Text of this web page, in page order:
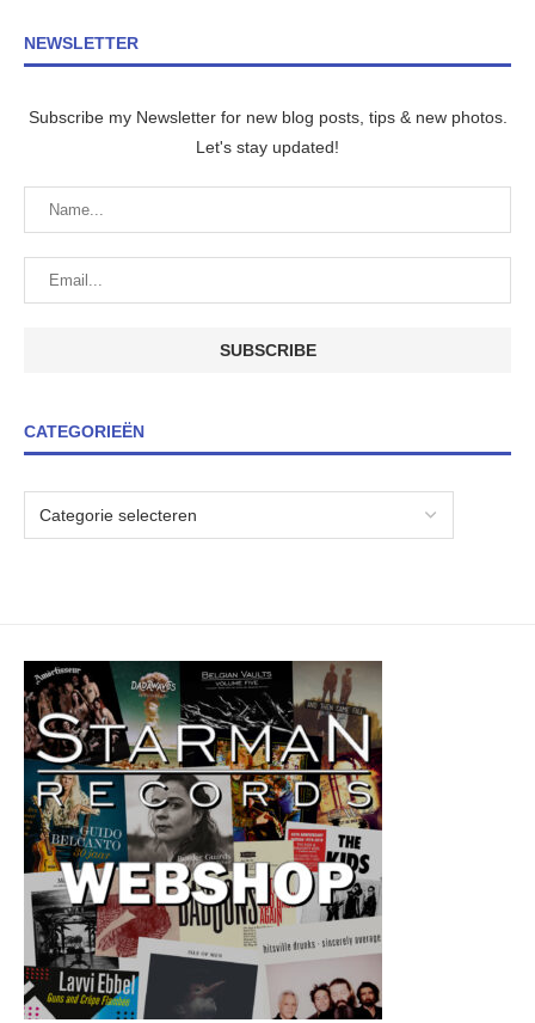
NEWSLETTER
Subscribe my Newsletter for new blog posts, tips & new photos.
Let's stay updated!
CATEGORIEËN